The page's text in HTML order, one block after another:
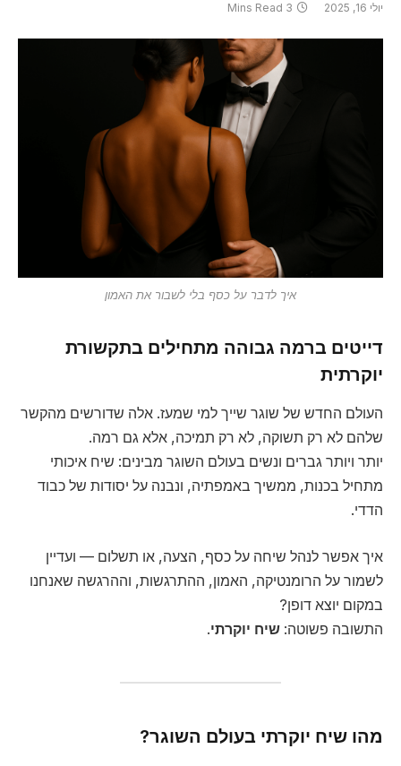
יולי 16, 2025 3 Mins Read
איך לדבר על כסף בלי לשבור את האמון
דייטים ברמה גבוהה מתחילים בתקשורת
יוקרתית
העולם החדש של שוגר שייך למי שמעז. אלה שדורשים מהקשר
שלהם לא רק תשוקה, לא רק תמיכה, אלא גם רמה.
יותר ויותר גברים ונשים בעולם השוגר מבינים: שיח איכותי
מתחיל בכנות, ממשיך באמפתיה, ונבנה על יסודות של כבוד
הדדי.
איך אפשר לנהל שיחה על כסף, הצעה, או תשלום — ועדיין
לשמור על הרומנטיקה, האמון, ההתרגשות, וההרגשה שאנחנו
במקום יוצא דופן?
התשובה פשוטה: שיח יוקרתי.
מהו שיח יוקרתי בעולם השוגר?